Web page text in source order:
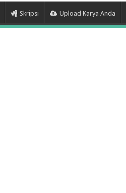
Skripsi Upload Karya Anda